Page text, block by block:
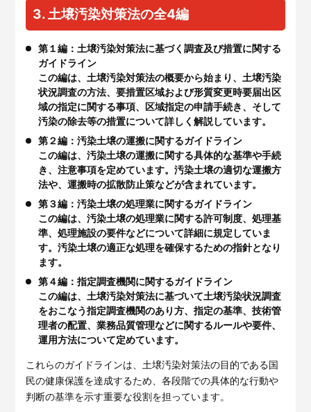
3. 土壌汚染対策法の全4編
第１編：土壌汚染対策法に基づく調査及び措置に関する
ガイドライン
この編は、土壌汚染対策法の概要から始まり、土壌汚染
状況調査の方法、要措置区域および形質変更時要届出区
域の指定に関する事項、区域指定の申請手続き、そして
汚染の除去等の措置について詳しく解説しています。
第２編：汚染土壌の運搬に関するガイドライン
この編は、汚染土壌の運搬に関する具体的な基準や手続
き、注意事項を定めています。汚染土壌の適切な運搬方
法や、運搬時の拡散防止策などが含まれています。
第３編：汚染土壌の処理業に関するガイドライン
この編は、汚染土壌の処理業に関する許可制度、処理基
準、処理施設の要件などについて詳細に規定していま
す。汚染土壌の適正な処理を確保するための指針となり
ます。
第４編：指定調査機関に関するガイドライン
この編は、土壌汚染対策法に基づいて土壌汚染状況調査
をおこなう指定調査機関のあり方、指定の基準、技術管
理者の配置、業務品質管理などに関するルールや要件、
運用方法について定めています。
これらのガイドラインは、土壌汚染対策法の目的である国
民の健康保護を達成するため、各段階での具体的な行動や
判断の基準を示す重要な役割を担っています。